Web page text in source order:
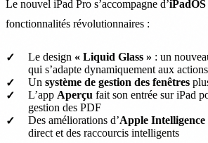
Le nouvel iPad Pro s’accompagne d’iPadOS
fonctionnalités révolutionnaires :
Le design « Liquid Glass » : un
qui s’adapte dynamiquement aux
Un système de gestion des fenêtres
L’app Aperçu fait son entrée sur iPad
gestion des PDF
Des améliorations d’Apple Intelligence
direct et des raccourcis intelligents